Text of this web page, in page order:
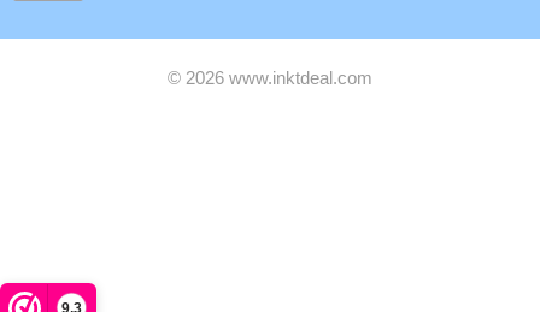
9,3
© 2026 www.inktdeal.com